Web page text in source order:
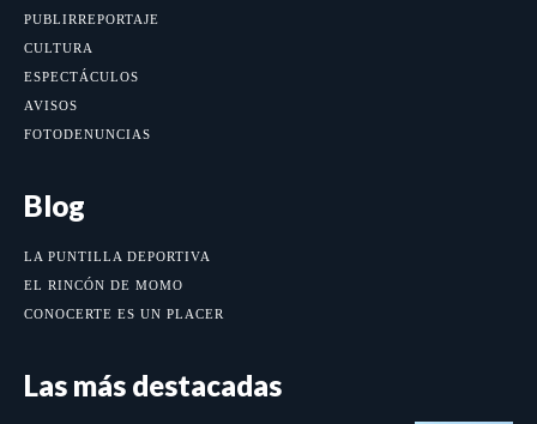
PUBLIRREPORTAJE
CULTURA
ESPECTÁCULOS
AVISOS
FOTODENUNCIAS
Blog
LA PUNTILLA DEPORTIVA
EL RINCÓN DE MOMO
CONOCERTE ES UN PLACER
Las más destacadas